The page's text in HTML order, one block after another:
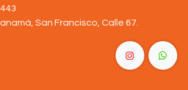
San Francisco, Calle 67